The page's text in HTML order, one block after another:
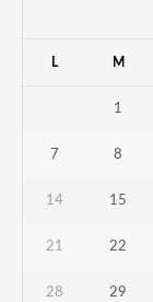
L M
1
7 8
14 15
21 22
28 29